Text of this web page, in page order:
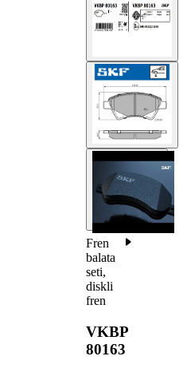
Fren
balata
seti,
diskli
fren
VKBP
80163